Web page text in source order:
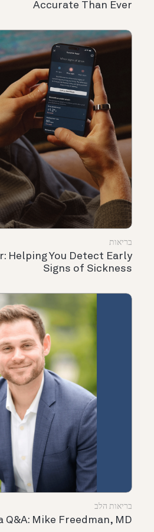
Accurate Than Ever
בריאות
Helping You Detect Early
Signs of Sickness
בריאות הלב
Q&A: Mike Freedman, MD